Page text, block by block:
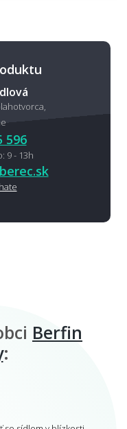
596
9 - 13h
Berfin
: